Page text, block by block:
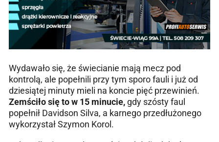
Wydawało się, że świecianie mają mecz pod
kontrolą, ale popełnili przy tym sporo fauli i już od
dziesiątej minuty mieli na koncie pięć przewinień.
Zemściło się to w 15 minucie, gdy szósty faul
popełnił Davidson Silva, a karnego przedłużonego
wykorzystał Szymon Korol.